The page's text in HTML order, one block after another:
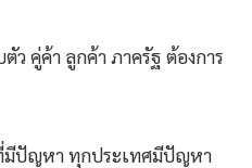
ว คู่ค้า ลูกค้า ภาครัฐ ต้องการ
มีปัญหา ทุกประเทศมีปัญหา